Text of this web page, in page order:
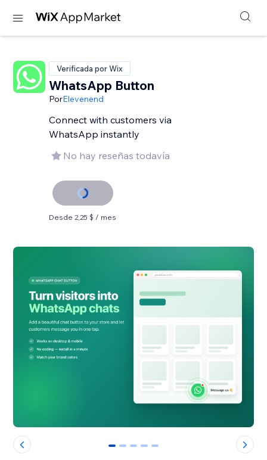
Verificada por Wix
WhatsApp Button
PorElevenend
Connect with customers via
WhatsApp instantly
No hay reseñas todavía
Desde 2,25 $ / mes
0 1 2 3 4